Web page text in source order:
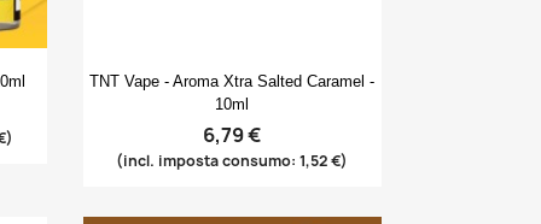
Anteprima
TNT Vape - Aroma Xtra Salted Caramel -
10ml
6,79 €
(incl. imposta consumo: 1,52 €)